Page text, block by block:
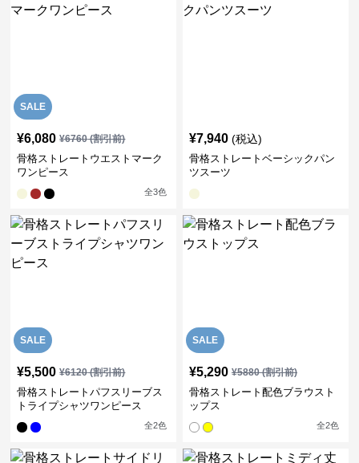
SALE
¥6,080 ¥6760(割引前)
骨格ストレートウエストマーク
ワンピース
全3色
¥7,940 (税込)
骨格ストレートベーシックパン
ツスーツ
SALE
¥5,500 ¥6120(割引前)
骨格ストレートパフスリーブス
トライプシャツワンピース
全2色
SALE
¥5,290 ¥5880(割引前)
骨格ストレート配色ブラウスト
ップス
全2色